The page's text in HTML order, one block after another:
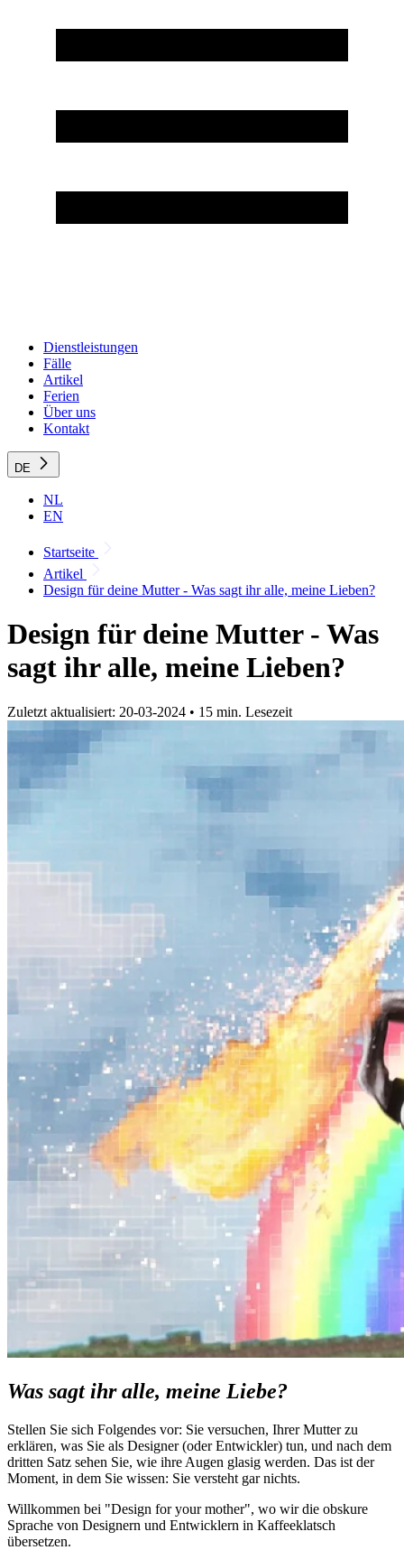
Dienstleistungen
Fälle
Artikel
Ferien
Über uns
Kontakt
DE
NL
EN
Startseite
Artikel
Design für deine Mutter - Was sagt ihr alle, meine Lieben?
Design für deine Mutter - Was
sagt ihr alle, meine Lieben?
Zuletzt aktualisiert: 20-03-2024 • 15 min. Lesezeit
Was sagt ihr alle, meine Liebe?
Stellen Sie sich Folgendes vor: Sie versuchen, Ihrer Mutter zu
erklären, was Sie als Designer (oder Entwickler) tun, und nach dem
dritten Satz sehen Sie, wie ihre Augen glasig werden. Das ist der
Moment, in dem Sie wissen: Sie versteht gar nichts.
Willkommen bei "Design for your mother", wo wir die obskure
Sprache von Designern und Entwicklern in Kaffeeklatsch
übersetzen.